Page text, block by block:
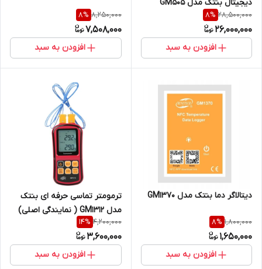
دیجیتال بنتک مدل GM505
28,500,000
8%
26,000,000
افزودن به سبد
8,250,000
8%
7,508,000
افزودن به سبد
دیتالاگر دما بنتک مدل GM1370
1,800,000
8%
1,650,000
افزودن به سبد
ترمومتر تماسی حرفه ای بنتک
مدل GM1312 ( نمایندگی اصلی)
4,200,000
14%
3,600,000
افزودن به سبد